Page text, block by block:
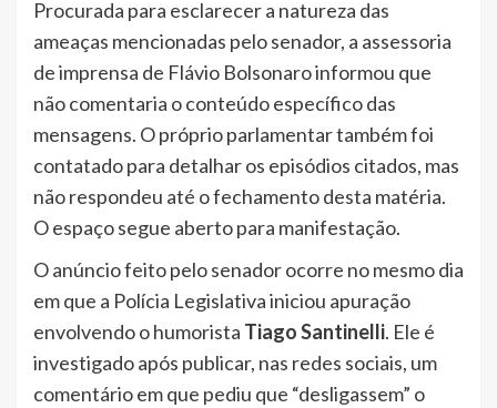
Procurada para esclarecer a natureza das
ameaças mencionadas pelo senador, a assessoria
de imprensa de Flávio Bolsonaro informou que
não comentaria o conteúdo específico das
mensagens. O próprio parlamentar também foi
contatado para detalhar os episódios citados, mas
não respondeu até o fechamento desta matéria.
O espaço segue aberto para manifestação.
O anúncio feito pelo senador ocorre no mesmo dia
em que a Polícia Legislativa iniciou apuração
envolvendo o humorista Tiago Santinelli. Ele é
investigado após publicar, nas redes sociais, um
comentário em que pediu que “desligassem” o